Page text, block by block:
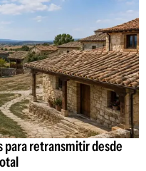
para retransmitir desde